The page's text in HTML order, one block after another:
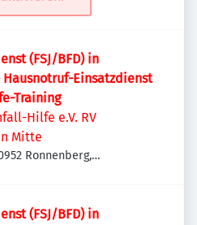
(FSJ/BFD) in
Hausnotruf-Einsatzdienst
Training
Hilfe e.V. RV
Mitte
Ronnenberg,
(FSJ/BFD) in